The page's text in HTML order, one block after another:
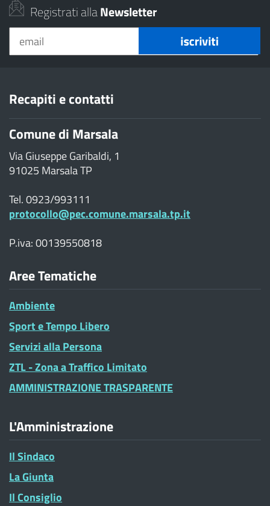
Registrati allaNewsletter
Recapiti e contatti
Comune di Marsala
Via Giuseppe Garibaldi, 1
91025 Marsala TP
Tel. 0923/993111
protocollo@pec.comune.marsala.tp.it
P.iva: 00139550818
Aree Tematiche
Ambiente
Sport e Tempo Libero
Servizi alla Persona
ZTL - Zona a Traffico Limitato
AMMINISTRAZIONE TRASPARENTE
L'Amministrazione
Il Sindaco
La Giunta
Il Consiglio